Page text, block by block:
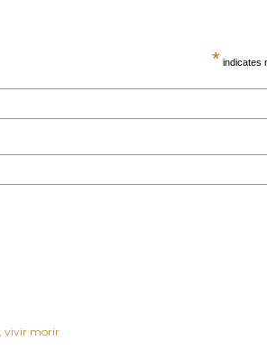
* indicates
vivir morir